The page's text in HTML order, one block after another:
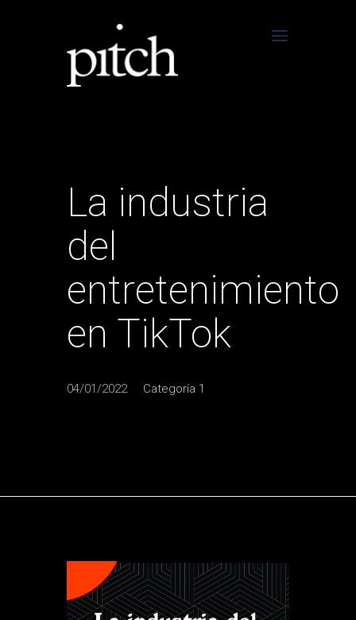
La industria
del
entretenimiento
en TikTok
04/01/2022 Categoría 1